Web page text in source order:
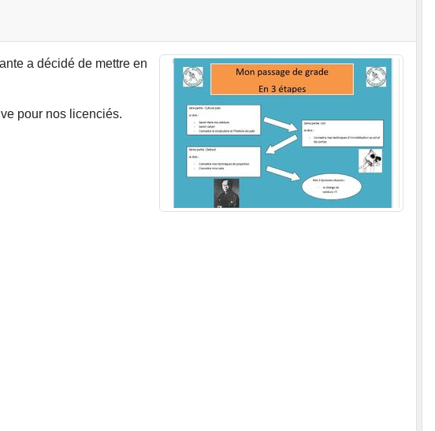
a décidé de mettre en
pour nos licenciés.